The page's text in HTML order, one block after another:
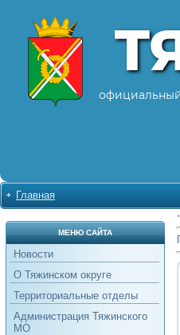
Главная
МЕНЮ САЙТА
Новости
О Тяжинском округе
Территориальные отделы
Администрация Тяжинского
МО
·